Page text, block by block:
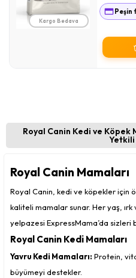
Kargo Bedava
Peşin
Royal Canin Kedi ve Köpek
Yetkili
Royal Canin Mamaları
Royal Canin, kedi ve köpekler için
kaliteli mamalar sunar. Her yaş, ırk
yelpazesi ExpressMama’da sizleri
Royal Canin Kedi Mamaları
Yavru Kedi Mamaları: Protein,
büyümeyi destekler.